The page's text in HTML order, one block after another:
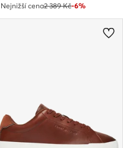
Nejnižší cena2 389 Kč-6%